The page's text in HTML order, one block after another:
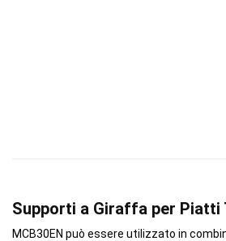
Supporti a Giraffa per Piatti
MCB30EN può essere utilizzato in